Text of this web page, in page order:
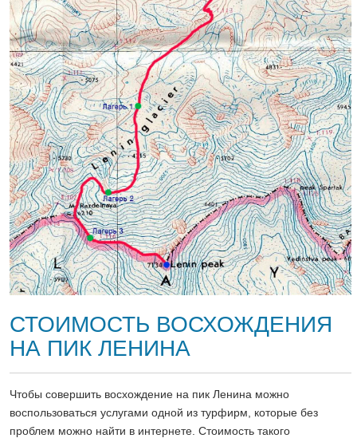
СТОИМОСТЬ ВОСХОЖДЕНИЯ
НА ПИК ЛЕНИНА
Чтобы совершить восхождение на пик Ленина можно
воспользоваться услугами одной из турфирм, которые без
проблем можно найти в интернете. Стоимость такого